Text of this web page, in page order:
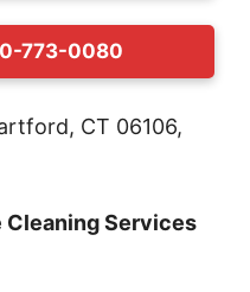
773-0080
CT 06106,
Cleaning Services